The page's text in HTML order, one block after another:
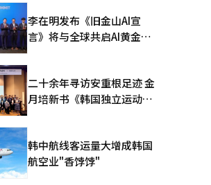
李在明发布《旧金山AI宣
言》将与全球共启AI黄金时
二十余年寻访安重根足迹 金
月培新书《韩国独立运动圣
韩中航线客运量大增成韩国
航空业"香饽饽"